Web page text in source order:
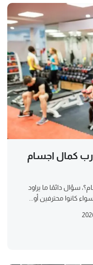
كمال اجسام
سؤال دائمًا ما يراود
كانوا محترفين أو...